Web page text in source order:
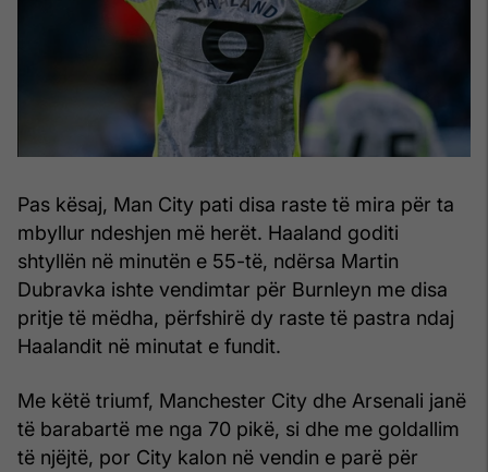
Pas kësaj, Man City pati disa raste të mira për ta
mbyllur ndeshjen më herët. Haaland goditi
shtyllën në minutën e 55-të, ndërsa Martin
Dubravka ishte vendimtar për Burnleyn me disa
pritje të mëdha, përfshirë dy raste të pastra ndaj
Haalandit në minutat e fundit.
Me këtë triumf, Manchester City dhe Arsenali janë
të barabartë me nga 70 pikë, si dhe me goldallim
të njëjtë, por City kalon në vendin e parë për